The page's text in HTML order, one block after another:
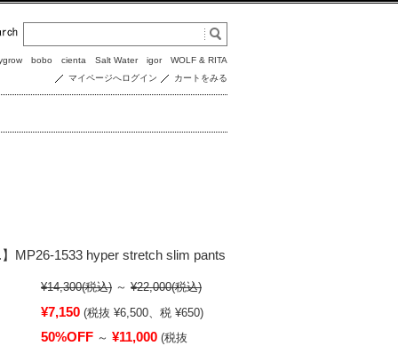
bobo cienta Salt Water igor
WOLF & RITA
マイページへログイン
カートをみる
】MP26-1533 hyper stretch slim pants
¥14,300(税込) ～ ¥22,000(税込)
¥7,150 (税抜 ¥6,500、税 ¥650)
50%OFF ～ ¥11,000 (税抜